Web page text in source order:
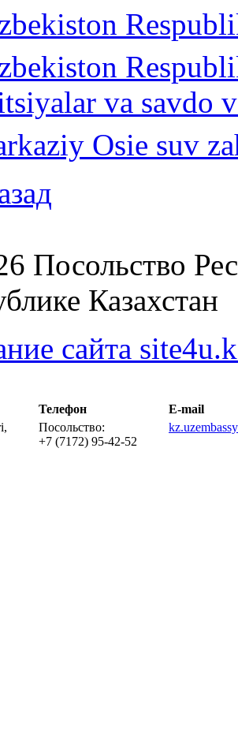
va savdo
Osie suv
Посольство
Казахстан
сайта
Телефон
Посольство:
+7 (7172) 95-42-52
E-mail